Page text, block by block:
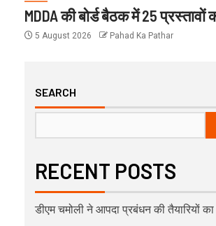
MDDA की बोर्ड बैठक में 25 प्रस्तावों
5 August 2026 Pahad Ka Pathar
SEARCH
RECENT POSTS
डीएम चमोली ने आपदा प्रबंधन की तैयारियों